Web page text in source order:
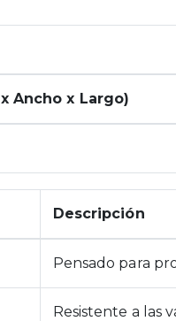
Ancho x Largo)
Descripción
Pensado para
Resistente a las